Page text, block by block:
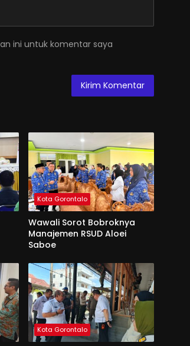
ini untuk komentar saya
Kota Gorontalo
Wawali Sorot Bobroknya
Manajemen RSUD Aloei
Saboe
Kota Gorontalo